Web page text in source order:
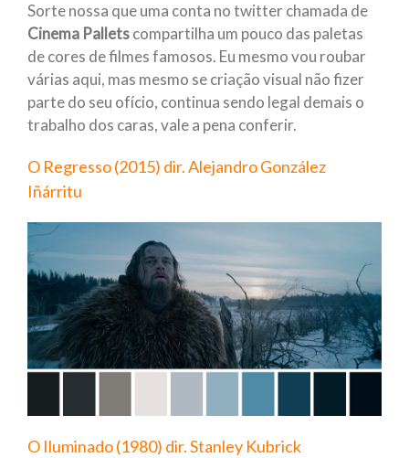
Sorte nossa que uma conta no twitter chamada de
Cinema Palletscompartilha um pouco das paletas
de cores de filmes famosos. Eu mesmo vou roubar
várias aqui, mas mesmo se criação visual não fizer
parte do seu ofício, continua sendo legal demais o
trabalho dos caras, vale a pena conferir.
O Regresso (2015) dir. Alejandro González
Iñárritu
O Iluminado (1980) dir. Stanley Kubrick